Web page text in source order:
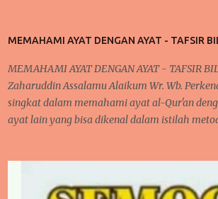
MEMAHAMI AYAT DENGAN AYAT - TAFSIR
MEMAHAMI AYAT DENGAN AYAT - TAFSIR
Zaharuddin Assalamu Alaikum Wr. Wb.
singkat dalam memahami ayat al-Qur'an
ayat lain yang bisa dikenal dalam istilah
Qur'an dan juga disertai dengan artinya